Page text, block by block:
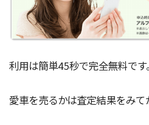
利用は簡単45秒で完全無料です。
愛車を売るかは査定結果をみて